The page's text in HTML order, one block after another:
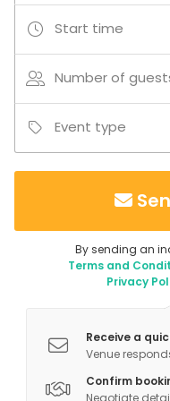
Board room
Start time
Number of
Event type
By sending an
Terms and
Privacy
Receive a
Venue
Confirm
Negotiate